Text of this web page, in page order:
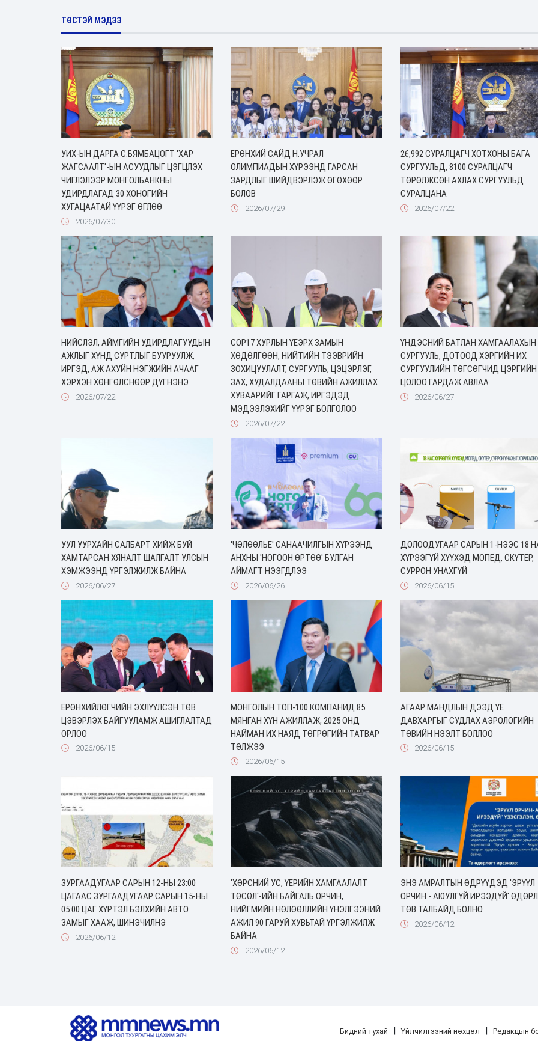
ТӨСТЭЙ МЭДЭЭ
УИХ-ЫН ДАРГА С.БЯМБАЦОГТ 'ХАР
ЖАГСААЛТ'-ЫН АСУУДЛЫГ ЦЭГЦЛЭХ
ЧИГЛЭЛЭЭР МОНГОЛБАНКНЫ
УДИРДЛАГАД 30 ХОНОГИЙН
ХУГАЦААТАЙ ҮҮРЭГ ӨГЛӨӨ
2026/07/30
ЕРӨНХИЙ САЙД Н.УЧРАЛ
ОЛИМПИАДЫН ХҮРЭЭНД ГАРСАН
ЗАРДЛЫГ ШИЙДВЭРЛЭЖ ӨГӨХӨӨР
БОЛОВ
2026/07/29
26,992 СУРАЛЦАГЧ ХОТХОНЫ БАГА
СУРГУУЛЬД, 8100 СУРАЛЦАГЧ
ТӨРӨЛЖСӨН АХЛАХ СУРГУУЛЬД
СУРАЛЦАНА
2026/07/22
НИЙСЛЭЛ, АЙМГИЙН УДИРДЛАГУУДЫН
АЖЛЫГ ХҮНД СУРТЛЫГ БУУРУУЛЖ,
ИРГЭД, АЖ АХУЙН НЭГЖИЙН АЧААГ
ХЭРХЭН ХӨНГӨЛСНӨӨР ДҮГНЭНЭ
2026/07/22
COP17 ХУРЛЫН ҮЕЭРХ ЗАМЫН
ХӨДӨЛГӨӨН, НИЙТИЙН ТЭЭВРИЙН
ЗОХИЦУУЛАЛТ, СУРГУУЛЬ, ЦЭЦЭРЛЭГ,
ЗАХ, ХУДАЛДААНЫ ТӨВИЙН АЖИЛЛАХ
ХУВААРИЙГ ГАРГАЖ, ИРГЭДЭД
МЭДЭЭЛЭХИЙГ ҮҮРЭГ БОЛГОЛОО
2026/07/22
ҮНДЭСНИЙ БАТЛАН ХАМГААЛАХЫН
СУРГУУЛЬ, ДОТООД ХЭРГИЙН ИХ
СУРГУУЛИЙН ТӨГСӨГЧИД ЦЭРГИЙН
ЦОЛОО ГАРДАЖ АВЛАА
2026/06/27
УУЛ УУРХАЙН САЛБАРТ ХИЙЖ БУЙ
ХАМТАРСАН ХЯНАЛТ ШАЛГАЛТ УЛСЫН
ХЭМЖЭЭНД ҮРГЭЛЖИЛЖ БАЙНА
2026/06/27
'ЧӨЛӨӨЛЬЕ' САНААЧИЛГЫН ХҮРЭЭНД
АНХНЫ 'НОГООН ӨРТӨӨ' БУЛГАН
АЙМАГТ НЭЭГДЛЭЭ
2026/06/26
ДОЛООДУГААР САРЫН 1-НЭЭС 18
ХҮРЭЭГҮЙ ХҮҮХЭД МОПЕД, СКҮТЕР,
СУРРОН УНАХГҮЙ
2026/06/15
ЕРӨНХИЙЛӨГЧИЙН ЭХЛҮҮЛСЭН ТӨВ
ЦЭВЭРЛЭХ БАЙГУУЛАМЖ АШИГЛАЛТАД
ОРЛОО
2026/06/15
МОНГОЛЫН ТОП-100 КОМПАНИД 85
МЯНГАН ХҮН АЖИЛЛАЖ, 2025 ОНД
НАЙМАН ИХ НАЯД ТӨГРӨГИЙН ТАТВАР
ТӨЛЖЭЭ
2026/06/15
АГААР МАНДЛЫН ДЭЭД ҮЕ
ДАВХАРГЫГ СУДЛАХ АЭРОЛОГИЙН
ТӨВИЙН НЭЭЛТ БОЛЛОО
2026/06/15
ЗУРГААДУГААР САРЫН 12-НЫ 23:00
ЦАГААС ЗУРГААДУГААР САРЫН 15-НЫ
05:00 ЦАГ ХҮРТЭЛ БЭЛХИЙН АВТО
ЗАМЫГ ХААЖ, ШИНЭЧИЛНЭ
2026/06/12
'ХӨРСНИЙ УС, ҮЕРИЙН ХАМГААЛАЛТ
ТӨСӨЛ'-ИЙН БАЙГАЛЬ ОРЧИН,
НИЙГМИЙН НӨЛӨӨЛЛИЙН ҮНЭЛГЭЭНИЙ
АЖИЛ 90 ГАРУЙ ХУВЬТАЙ ҮРГЭЛЖИЛЖ
БАЙНА
2026/06/12
ЭНЭ АМРАЛТЫН ӨДРҮҮДЭД 'ЭРҮҮЛ
ОРЧИН - АЮУЛГҮЙ ИРЭЭДҮЙ'
ТӨВ ТАЛБАЙД БОЛНО
2026/06/12
Бидний тухай | Үйлчилгээний нөхцөл | Редакцын